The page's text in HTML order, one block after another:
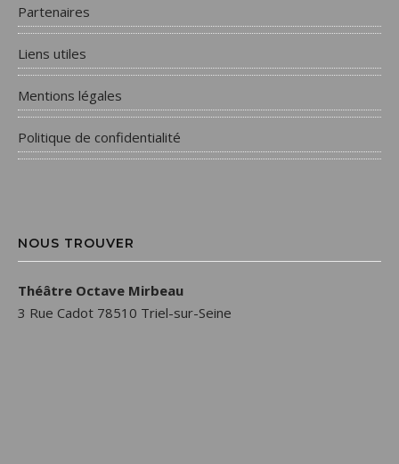
Partenaires
Liens utiles
Mentions légales
Politique de confidentialité
NOUS TROUVER
Théâtre Octave Mirbeau
3 Rue Cadot 78510 Triel-sur-Seine